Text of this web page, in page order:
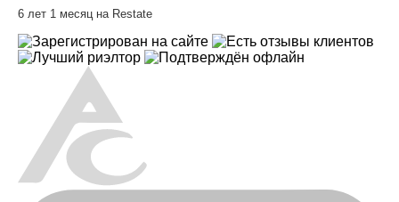
6 лет 1 месяц на Restate